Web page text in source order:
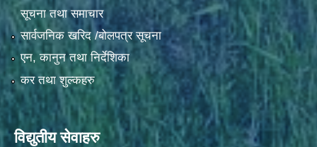
सूचना तथा समाचार
सार्वजनिक खरिद /बोलपत्र सूचना
एन, कानुन तथा निर्देशिका
कर तथा शुल्कहरु
विद्युतीय सेवाहरु